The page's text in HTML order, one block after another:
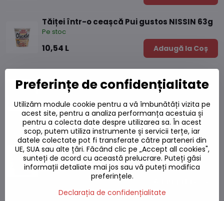
Tăiței într-o ceașcă Pui gustos NISSIN 63g
Pe stoc
10,54 L Adaugă la Coș
4,13 L Adaugă la Coș
Supă MAMA ceașcă mică cu aromă de pui
70g
Pe stoc
Preferințe de confidențialitate
Utilizăm module cookie pentru a vă îmbunătăți vizita pe
acest site, pentru a analiza performanța acestuia și
pentru a colecta date despre utilizarea sa. În acest
scop, putem utiliza instrumente și servicii terțe, iar
datele colectate pot fi transferate către parteneri din
UE, SUA sau alte țări. Făcând clic pe „Accept all cookies",
sunteți de acord cu această prelucrare. Puteți găsi
informații detaliate mai jos sau vă puteți modifica
preferințele.
Declarația de confidențialitate